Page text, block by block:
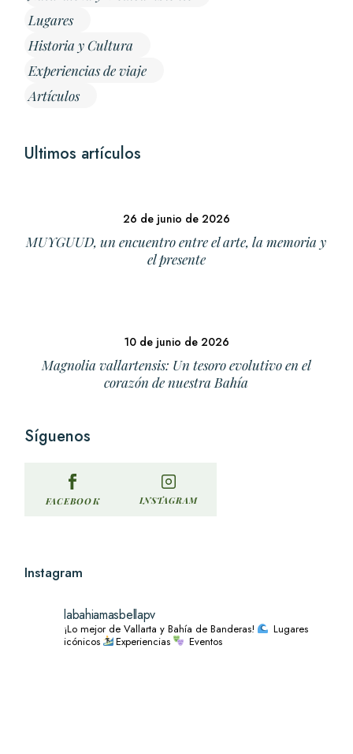
Lugares
Historia y Cultura
Experiencias de viaje
Artículos
Ultimos artículos
26 de junio de 2026
MUYGUUD, un encuentro entre el arte, la memoria y
el presente
10 de junio de 2026
Magnolia vallartensis: Un tesoro evolutivo en el
corazón de nuestra Bahía
Síguenos
FACEBOOK INSTAGRAM
Instagram
labahiamasbellapv
¡Lo mejor de Vallarta y Bahía de Banderas!
Lugares
icónicos
Experiencias Eventos